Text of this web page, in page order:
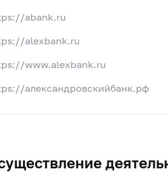
abank.ru
alexbank.ru
www.alexbank.ru
александровскийбанк.рф